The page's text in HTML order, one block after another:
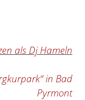
als Dj Hameln
in Bad
Pyrmont